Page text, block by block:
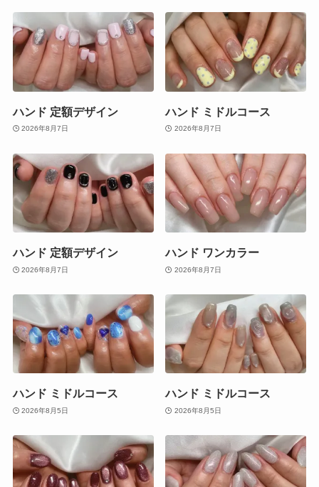
ハンド 定額デザイン
2026年8月7日
ハンド ミドルコース
2026年8月7日
ハンド 定額デザイン
2026年8月7日
ハンド ワンカラー
2026年8月7日
ハンド ミドルコース
2026年8月5日
ハンド ミドルコース
2026年8月5日